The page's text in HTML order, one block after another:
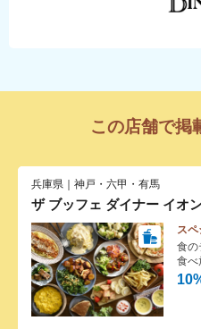
この店舗で掲
兵庫県｜神戸・六甲・有馬
ザ ブッフェ ダイナー イオ
スペ
食の
食べ
理を